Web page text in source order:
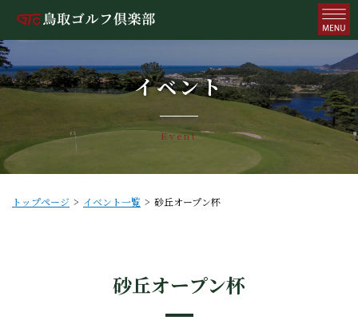
イベント
Event
トップページ イベント一覧 砂丘オープン杯
砂丘オープン杯